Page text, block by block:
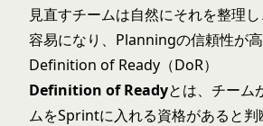
見直すチームは自然にそれを整理
容易になり、Planningの信頼性が高
Definition of Ready（DoR）
Definition of Readyとは、チーム
ムをSprintに入れる資格があると判